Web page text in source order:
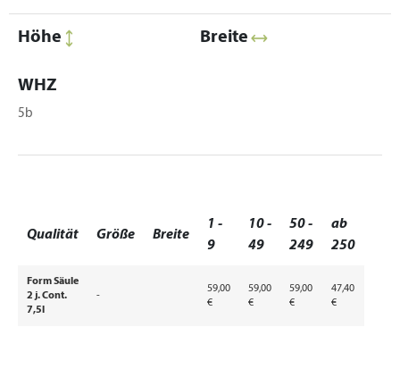
Höhe Breite
WHZ
5b
Qualität Größe Breite
1 -
9
10 -
49
50 -
249
ab
250
Form Säule
2 j. Cont.
7,5l
-
59,00
€
59,00
€
59,00
€
47,40
€